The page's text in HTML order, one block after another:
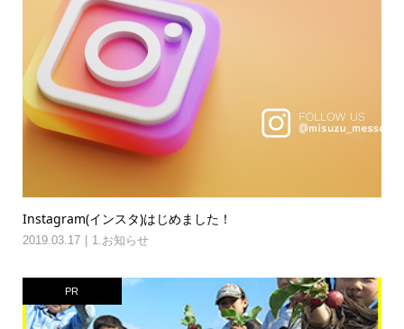
Instagram(インスタ)はじめました！
2019.03.17 1.お知らせ
PR